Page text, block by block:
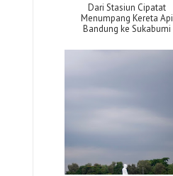
Dari Stasiun Cipatat
Menumpang Kereta Api
Bandung ke Sukabumi